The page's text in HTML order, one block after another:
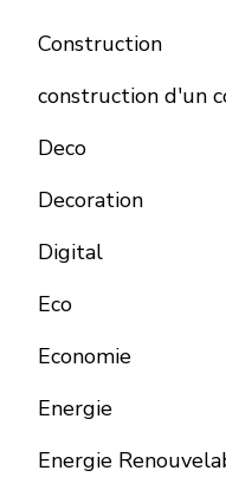
Construction
construction d'un
Deco
Decoration
Digital
Eco
Economie
Energie
Energie